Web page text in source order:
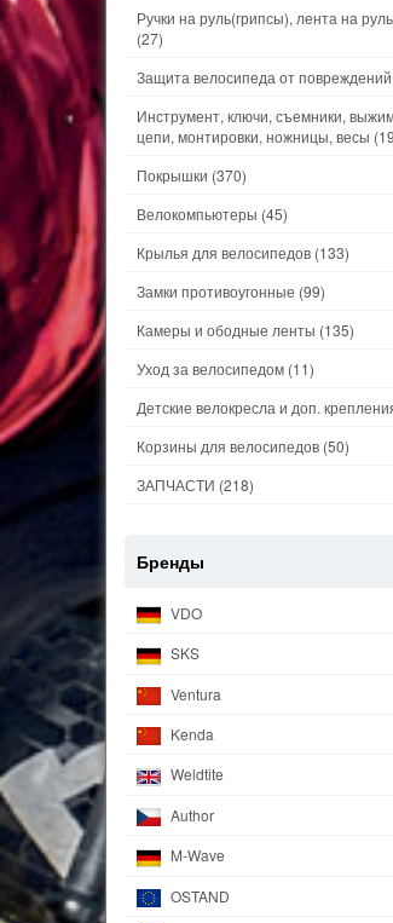
Ручки на руль(грипсы), лента на
(27)
Защита велосипеда от повреждений
Инструмент, ключи, съемники,
цепи, монтировки, ножницы, весы
Покрышки (370)
Велокомпьютеры (45)
Крылья для велосипедов (133)
Замки противоугонные (99)
Камеры и ободные ленты (135)
Уход за велосипедом (11)
Детские велокресла и доп.
Корзины для велосипедов (50)
ЗАПЧАСТИ (218)
Бренды
VDO
SKS
Ventura
Kenda
Weldtite
Author
M-Wave
OSTAND